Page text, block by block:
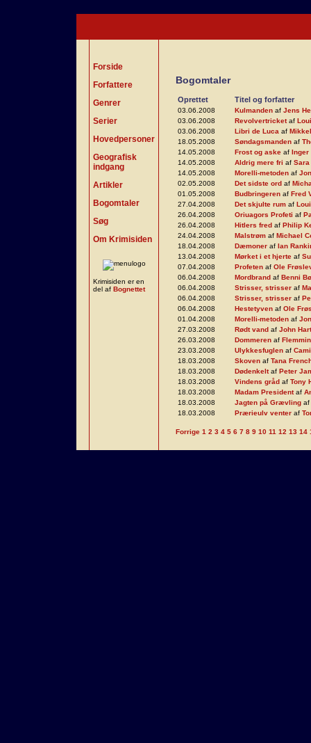
Forside
Forfattere
Genrer
Serier
Hovedpersoner
Geografisk
indgang
Artikler
Bogomtaler
Søg
Om Krimisiden
Krimisiden er en
del af Bognettet
Bogomtaler
Oprettet Titel og forfatter
03.06.2008 Kulmanden af Jens
03.06.2008
Revolvertricketaf
03.06.2008
Libri de Luca af
18.05.2008
Søndagsmanden af
14.05.2008
Frost og aske af Inger
14.05.2008
Aldrig mere fri af
14.05.2008
Morelli-metoden af
02.05.2008
Det sidste ord af
01.05.2008
Budbringeren af Fred
27.04.2008
Det skjulte rum af
26.04.2008
Oriuagors Profeti af
26.04.2008
Hitlers fred af Philip
24.04.2008
Malstrøm af Michael
18.04.2008
Dæmoner af Ian
13.04.2008
Mørket i et hjerte af
07.04.2008
Profeten af Ole
06.04.2008
Mordbrand af Benni
06.04.2008
Strisser, strisser af
06.04.2008
Strisser, strisser af
06.04.2008
Hestetyven af Ole
01.04.2008
Morelli-metoden af
27.03.2008
Rødt vand af John Hart
26.03.2008
Dommeren af
23.03.2008
Ulykkesfuglen af
18.03.2008
Skoven af Tana
18.03.2008
Dødenkeltaf Peter
18.03.2008
Vindens gråd af Tony
18.03.2008
Madam Presidentaf
18.03.2008
Jagten på Grævling af
18.03.2008
Prærieulv venter af
Forrige 1 2 3 4 5 6 7 8 9 10 11 12 13 14